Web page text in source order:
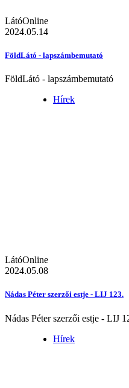
LátóOnline
2024.05.14
FöldLátó - lapszámbemutató
FöldLátó - lapszámbemutató
Hírek
LátóOnline
2024.05.08
Nádas Péter szerzői estje - LIJ 123.
Nádas Péter szerzői estje - LIJ
Hírek